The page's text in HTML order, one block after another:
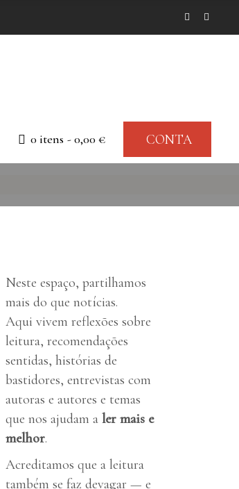
0 itens 0,00 € CONTA
Neste espaço, partilhamos
mais do que notícias.
Aqui vivem reflexões sobre
leitura, recomendações
sentidas, histórias de
bastidores, entrevistas com
autoras e autores e temas
que nos ajudam a ler mais e
melhor.
Acreditamos que a leitura
também se faz devagar — e